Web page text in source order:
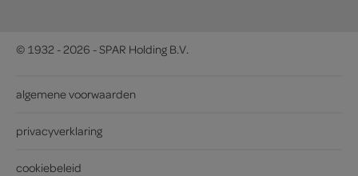
© 1932 - 2026 - SPAR Holding B.V.
algemene voorwaarden
privacyverklaring
cookiebeleid